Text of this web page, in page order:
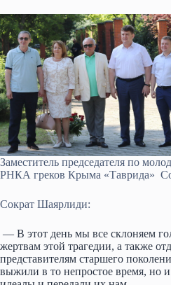
Заместитель председателя по
РНКА греков Крыма «Таврида»
Сократ Шаярлиди:
— В этот день мы все склоняем
жертвам этой трагедии, а также
представителям старшего
выжили в то непростое время, но